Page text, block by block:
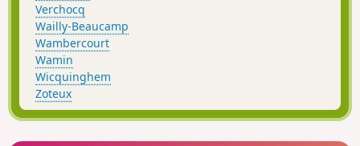
Verchocq
Wailly-Beaucamp
Wambercourt
Wamin
Wicquinghem
Zoteux